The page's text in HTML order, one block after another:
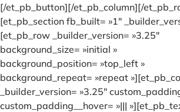
[/et_pb_button][/et_pb_column][/
[et_pb_section fb_built= »1″
[et_pb_row _builder_version= »3.25″
background_size= »initial »
background_position= »top_left »
background_repeat= »repeat
_builder_version= »3.25″
custom_padding__hover= »|||